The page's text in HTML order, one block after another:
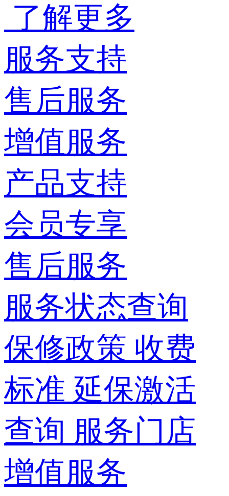
了解更多
服务支持
售后服务
增值服务
产品支持
会员专享
售后服务
服务状态查询
保修政策 收费
标准 延保激活
查询 服务门店
增值服务